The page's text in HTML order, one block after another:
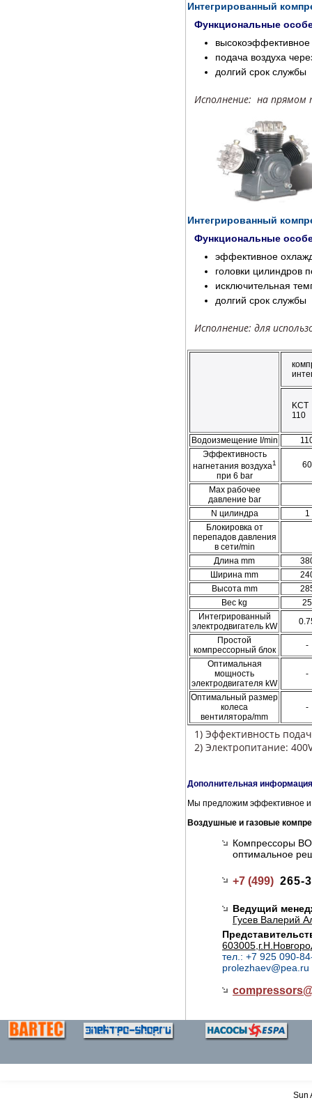
Интегрированный
Функциональные
подача воздуха
долгий срок службы
Исполнение: на прямом
Интегрированный
Функциональные
эффективное
головки цилиндров
исключительная
долгий срок службы
Исполнение: для
KCT
110
Водоизмещение I/min
Эффективность
нагнетания воздуха1
при 6 bar
60
Max рабочее
давление bar
N цилиндра
1
Блокировка от
перепадов давления
в сети/min
Длина mm
Ширина mm
Высота mm
Вес kg
25
Интегрированный
электродвигатель kW
Простой
компрессорный блок
-
Оптимальная
мощность
электродвигателя kW
-
Оптимальный размер
колеса
вентилятора/mm
-
1) Эффективность
2) Электропитание:
Дополнительная
Мы предложим эффективное и
Воздушные и газовые
Компрессоры
оптимальное
+7 (499) 265-
Ведущий
Гусев Валерий
тел.: +7 925 090-
prolezhaev@pea.ru
Sun